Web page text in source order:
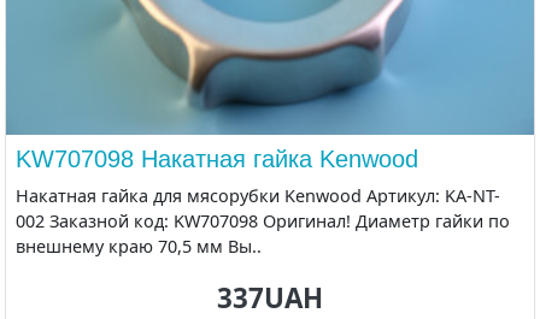
KW707098 Накатная гайка Kenwood
Накатная гайка для мясорубки Kenwood Артикул: KA-NT-
002 Заказной код: KW707098 Оригинал! Диаметр гайки по
внешнему краю 70,5 мм Вы..
337UAH